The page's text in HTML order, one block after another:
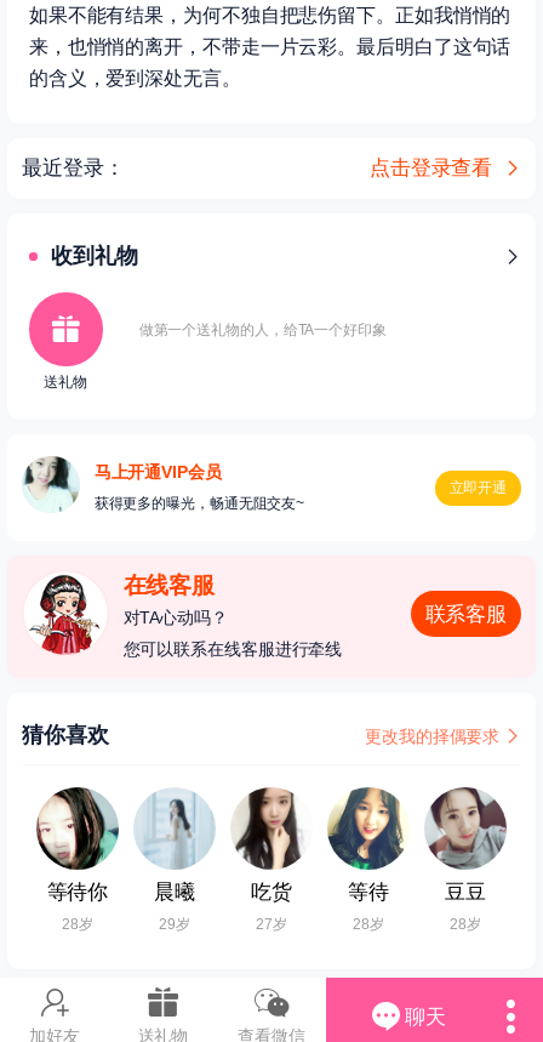
如果不能有结果，为何不独自把悲伤留下。正如我悄悄的
来，也悄悄的离开，不带走一片云彩。最后明白了这句话
的含义，爱到深处无言。
最近登录： 点击登录查看
收到礼物
送礼物
做第一个送礼物的人，给TA一个好印象
马上开通VIP会员
获得更多的曝光，畅通无阻交友~
立即开通
在线客服
对TA心动吗？
您可以联系在线客服进行牵线
联系客服
猜你喜欢 更改我的择偶要求
等待你
28岁
晨曦
29岁
吃货
27岁
等待
28岁
豆豆
28岁
加好友 送礼物 查看微信
聊天